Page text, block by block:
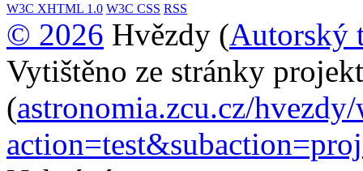
W3C XHTML 1.0 W3C CSS RSS
© 2026 Hvězdy (Autorský
Vytištěno ze stránky
(astronomia.zcu.cz/